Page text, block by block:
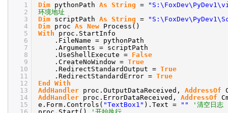
1
2
3
4
5
6
7
8
9
10
11
12
13
14
15
Dim pythonPath As String =
环境地址
Dim scriptPath As String =
Dim proc As New Process()
With
proc.StartInfo
.FileName = pythonPath
.Arguments = scriptPath
.UseShellExecute = False
.CreateNoWindow = True
.RedirectStandardOutput = True
.RedirectStandardError = True
End
With
AddHandler proc.OutputDataReceived, AddressOf
AddHandler proc.ErrorDataReceived, AddressOf
e.Form.Controls( "TextBox1" ).Text = ""
'清空日志